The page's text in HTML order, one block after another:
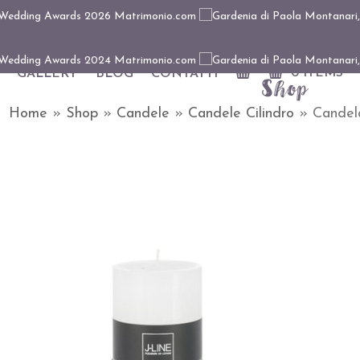
GALLERY BLOG CONTATTI 0 ITEMS
Shop
Home » Shop » Candele » Candele Cilindro »